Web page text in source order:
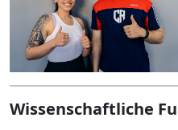
Wissenschaftliche